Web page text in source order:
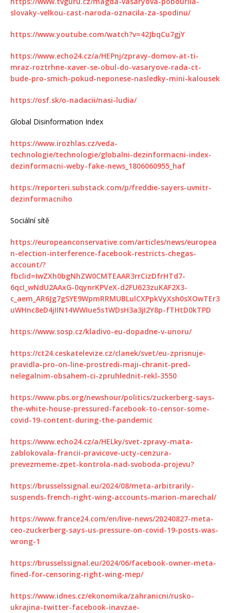
slovaky-velkou-cast-naroda-oznacila-za-spodinu/
https://www.youtube.com/watch?v=42JbqCu7gjY
https://www.echo24.cz/a/HEPnj/zpravy-domov-at-ti-
mraz-roztrhne-xaver-se-obul-do-vasaryove-rada-ct-
bude-pro-smich-pokud-neponese-nasledky-mini-kalousek
https://osf.sk/o-nadacii/nasi-ludia/
Global Disinformation Index
https://www.irozhlas.cz/veda-
technologie/technologie/globalni-dezinformacni-index-
dezinformacni-weby-fake-news_1806060955_haf
https://reporteri.substack.com/p/freddie-sayers-uvnitr-
dezinformacniho
Sociální sítě
https://europeanconservative.com/articles/news/europea
n-election-interference-facebook-restricts-chegas-
account/?
fbclid=IwZXh0bgNhZW0CMTEAAR3rrCizDfrHTd7-
6qcI_wNdU2AAxG-0qynrKPVeX-d2FU623zuKAF2X3-
c_aem_AR6Jg7gSYE9WpmRRMUBLulCXPpkVyXsh0sXOwTEr3
uWHnc8eD4jIIN14WWIue5s1WDsH3a3jI2Y8p-fTHtD0kTPD
https://www.sosp.cz/kladivo-eu-dopadne-v-unoru/
https://ct24.ceskatelevize.cz/clanek/svet/eu-zprisnuje-
pravidla-pro-on-line-prostredi-maji-chranit-pred-
nelegalnim-obsahem-ci-zpruhlednit-rekl-3550
https://www.pbs.org/newshour/politics/zuckerberg-says-
the-white-house-pressured-facebook-to-censor-some-
covid-19-content-during-the-pandemic
https://www.echo24.cz/a/HELky/svet-zpravy-mata-
zablokovala-francii-pravicove-ucty-cenzura-
prevezmeme-zpet-kontrola-nad-svoboda-projevu?
https://brusselssignal.eu/2024/08/meta-arbitrarily-
suspends-french-right-wing-accounts-marion-marechal/
https://www.france24.com/en/live-news/20240827-meta-
ceo-zuckerberg-says-us-pressure-on-covid-19-posts-was-
wrong-1
https://brusselssignal.eu/2024/06/facebook-owner-meta-
fined-for-censoring-right-wing-mep/
https://www.idnes.cz/ekonomika/zahranicni/rusko-
ukrajina-twitter-facebook-inavzae-